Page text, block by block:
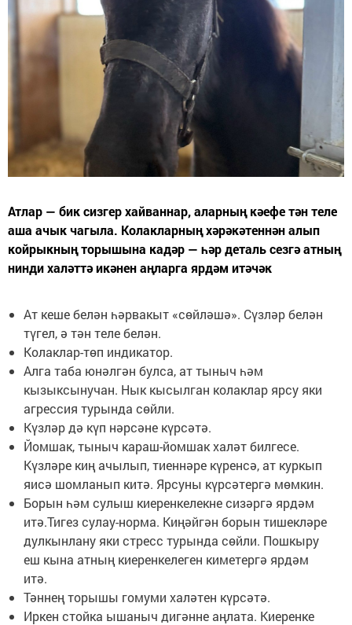
Атлар — бик сизгер хайваннар, аларның кәефе тән теле
аша ачык чагыла. Колакларның хәрәкәтеннән алып
койрыкның торышына кадәр — һәр деталь сезгә атның
нинди халәттә икәнен аңларга ярдәм итәчәк
Ат кеше белән һәрвакыт «сөйләшә». Сүзләр белән
түгел, ә тән теле белән.
Колаклар-төп индикатор.
Алга таба юнәлгән булса, ат тыныч һәм
кызыксынучан. Нык кысылган колаклар ярсу яки
агрессия турында сөйли.
Күзләр дә күп нәрсәне күрсәтә.
Йомшак, тыныч караш-йомшак халәт билгесе.
Күзләре киң ачылып, тиеннәре күренсә, ат куркып
яисә шомланып китә. Ярсуны күрсәтергә мөмкин.
Борын һәм сулыш киеренкелекне сизәргә ярдәм
итә.Тигез сулау-норма. Киңәйгән борын тишекләре
дулкынлану яки стресс турында сөйли. Пошкыру
еш кына атның киеренкелеген киметергә ярдәм
итә.
Тәннең торышы гомуми халәтен күрсәтә.
Иркен стойка ышаныч дигәнне аңлата. Киеренке